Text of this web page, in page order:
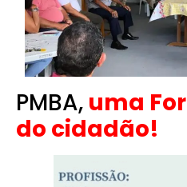
PMBA, uma
do cidadão!